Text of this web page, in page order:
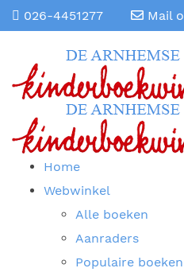
026-4451277 Mail
Home
Webwinkel
Alle boeken
Aanraders
Populaire boeken